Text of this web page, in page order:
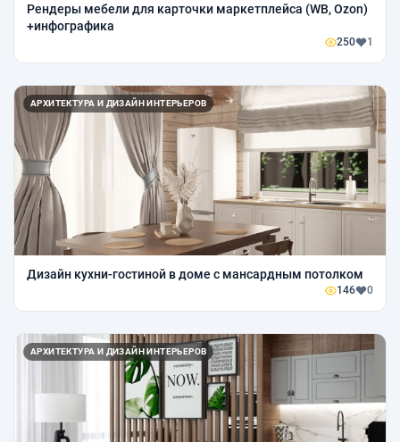
Рендеры мебели для карточки маркетплейса (WB, Ozon)
+инфографика
250 1
АРХИТЕКТУРА И ДИЗАЙН ИНТЕРЬЕРОВ
Дизайн кухни-гостиной в доме с мансардным потолком
146 0
АРХИТЕКТУРА И ДИЗАЙН ИНТЕРЬЕРОВ